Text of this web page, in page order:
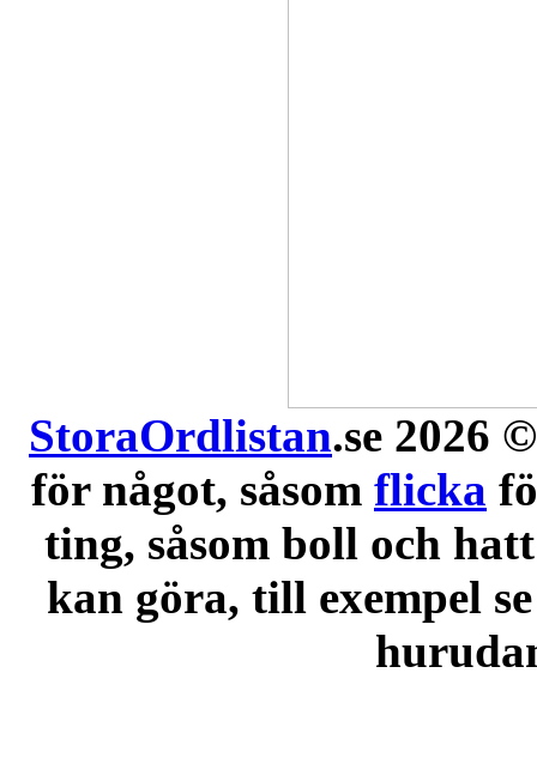
StoraOrdlistan.se 2026
för något, såsom flicka
ting, såsom boll och
kan göra, till exempel